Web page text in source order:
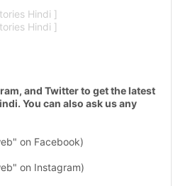
Hindi ]
Hindi ]
and Twitter to get the latest
You can also ask us any
on Facebook)
on Instagram)